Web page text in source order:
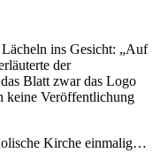
ins Gesicht: „Auf
der
Blatt zwar das Logo
keine Veröffentlichung
Kirche einmalig…